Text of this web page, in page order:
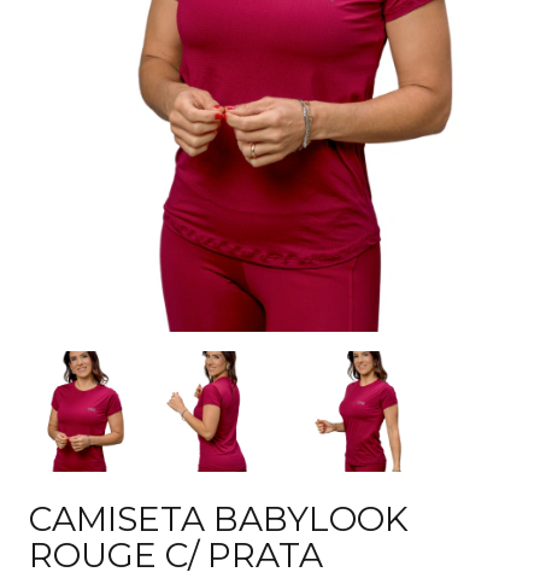
CAMISETA BABYLOOK
ROUGE C/ PRATA